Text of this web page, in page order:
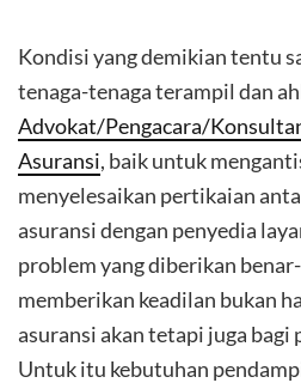
Kondisi yang demikian tentu
tenaga-tenaga terampil dan
Advokat/Pengacara/
Asuransi, baik untuk
menyelesaikan pertikaian
asuransi dengan penyedia
problem yang diberikan
memberikan keadilan bukan
asuransi akan tetapi juga bagi
Untuk itu kebutuhan